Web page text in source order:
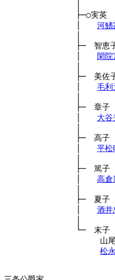
├─○実英
河鰭
├─　智恵
閑
├─　美佐
毛利
├─　章子
大
├─　高子
平松
├─　篤子
高倉
├─　夏子
酒井
└─　末子
山尾三
松